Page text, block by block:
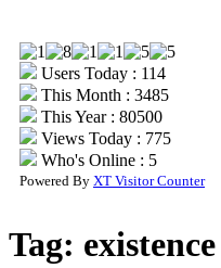
Users Today : 114
This Month : 3485
This Year : 80500
Views Today : 775
Who's Online : 5
Powered By XT Visitor Counter
Tag: existence